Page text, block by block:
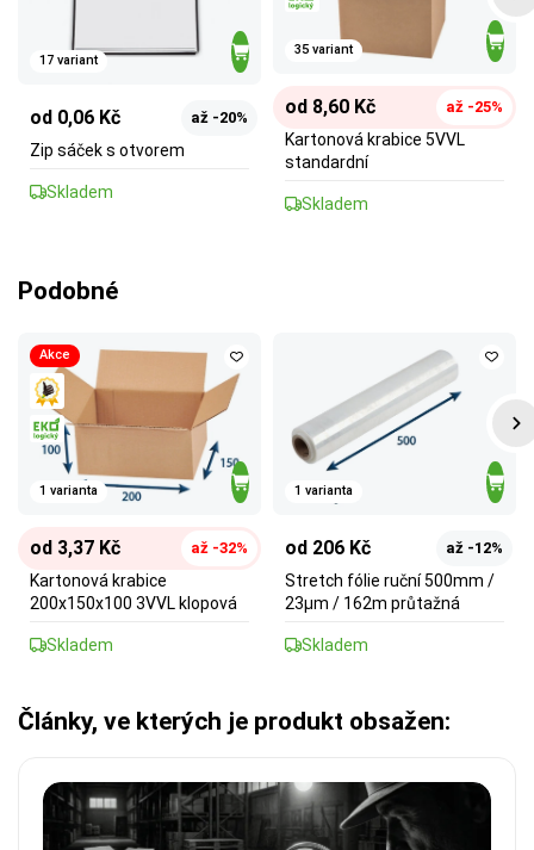
17 variant
od 0,06 Kč až -20%
Zip sáček s otvorem
Skladem
35 variant
od 8,60 Kč až -25%
Kartonová krabice 5VVL
standardní
Skladem
Podobné
Akce
1 varianta
od 3,37 Kč až -32%
Kartonová krabice
200x150x100 3VVL klopová
Skladem
1 varianta
od 206 Kč až -12%
Stretch fólie ruční 500mm /
23µm / 162m průtažná
Skladem
Články, ve kterých je produkt obsažen: